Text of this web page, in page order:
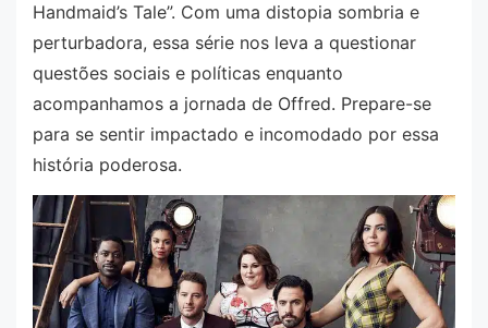
Handmaid’s Tale”. Com uma distopia sombria e
perturbadora, essa série nos leva a questionar
questões sociais e políticas enquanto
acompanhamos a jornada de Offred. Prepare-se
para se sentir impactado e incomodado por essa
história poderosa.